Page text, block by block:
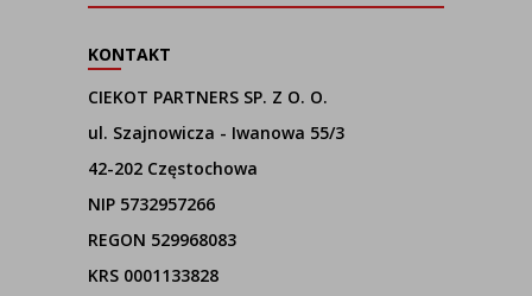
KONTAKT
CIEKOT PARTNERS SP. Z O. O.
ul. Szajnowicza - Iwanowa 55/3
42-202 Częstochowa
NIP 5732957266
REGON 529968083
KRS 0001133828